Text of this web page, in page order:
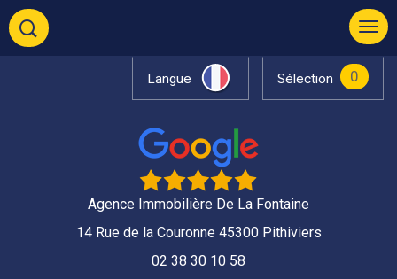
Langue Sélection 0
Agence Immobilière De La Fontaine
14 Rue de la Couronne 45300 Pithiviers
02 38 30 10 58